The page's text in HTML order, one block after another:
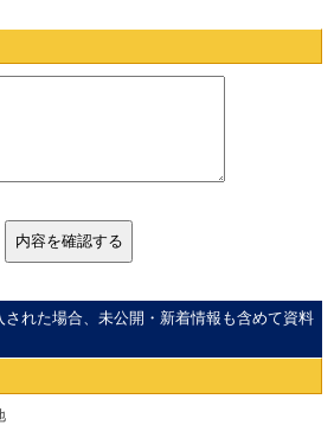
れた場合、未公開・新着情報も含めて資料